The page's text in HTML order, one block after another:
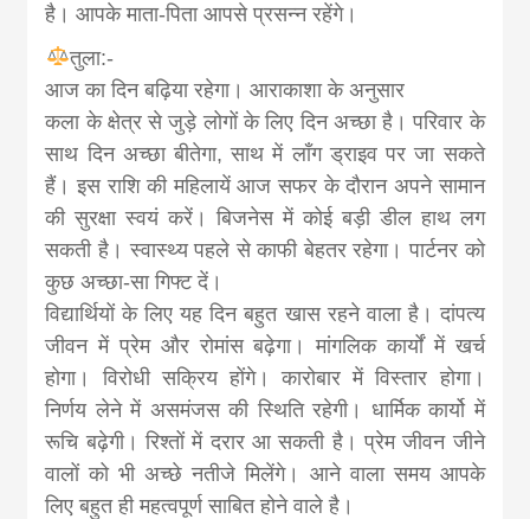
है। आपके माता-पिता आपसे प्रसन्न रहेंगे।
तुला:-
आज का दिन बढ़िया रहेगा। आराकाशा के अनुसार
कला के क्षेत्र से जुड़े लोगों के लिए दिन अच्छा है। परिवार के
साथ दिन अच्छा बीतेगा, साथ में लॉंग ड्राइव पर जा सकते
हैं। इस राशि की महिलायें आज सफर के दौरान अपने सामान
की सुरक्षा स्वयं करें। बिजनेस में कोई बड़ी डील हाथ लग
सकती है। स्वास्थ्य पहले से काफी बेहतर रहेगा। पार्टनर को
कुछ अच्छा-सा गिफ्ट दें।
विद्यार्थियों के लिए यह दिन बहुत खास रहने वाला है। दांपत्य
जीवन में प्रेम और रोमांस बढ़ेगा। मांगलिक कार्यों में खर्च
होगा। विरोधी सक्रिय होंगे। कारोबार में विस्तार होगा।
निर्णय लेने में असमंजस की स्थिति रहेगी। धार्मिक कार्यो में
रूचि बढ़ेगी। रिश्तों में दरार आ सकती है। प्रेम जीवन जीने
वालों को भी अच्छे नतीजे मिलेंगे। आने वाला समय आपके
लिए बहुत ही महत्वपूर्ण साबित होने वाले है।